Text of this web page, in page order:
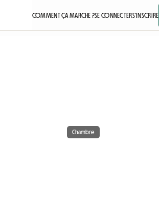
COMMENT ÇA MARCHE ?SE CONNECTERS'INSCRIRE
Chambre